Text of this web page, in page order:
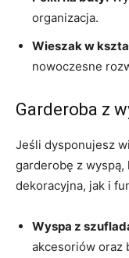
organizacja.
Wieszak w
nowoczesne
Garderoba z
Jeśli ⁣dysponujesz
garderobę z wyspą,
dekoracyjna, jak i
Wyspa ⁤z
akcesoriów⁤ oraz